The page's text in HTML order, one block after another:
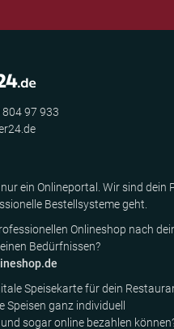
804 97 933
ein Onlineportal. Wir sind dein
Bestellsysteme geht.
Onlineshop nach
Bedürfnissen?
Speisekarte für dein
Speisen ganz individuell
sogar online bezahlen